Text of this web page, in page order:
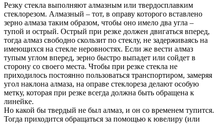
Резку стекла выполняют алмазным или твердосплавким
стеклорезом. Алмазный – тот, в оправу которого вставлено
зерно алмаза таким образом, чтобы оно имело два угла –
тупой и острый. Острый при резке должен двигаться вперед,
тогда алмаз свободно скользит по стеклу, не задерживаясь на
имеющихся на стекле неровностях. Если же вести алмаз
тупым углом вперед, зерно быстро выпадет или сойдет в
сторону со своего места. Чтобы при резке стекла не
приходилось постоянно пользоваться транспортиром, замеряя
угол наклона алмаза, на оправе стеклореза делают особую
метку, которая при резке всегда должна быть обращена к
линейке.
Но какой бы твердый не был алмаз, и он со временем тупится.
Тогда приходится обращаться за помощью к ювелиру (или